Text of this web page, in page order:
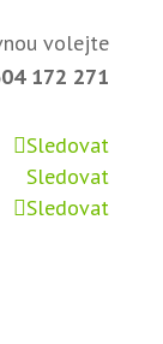
volejte
172 271
Sledovat
Sledovat
Sledovat